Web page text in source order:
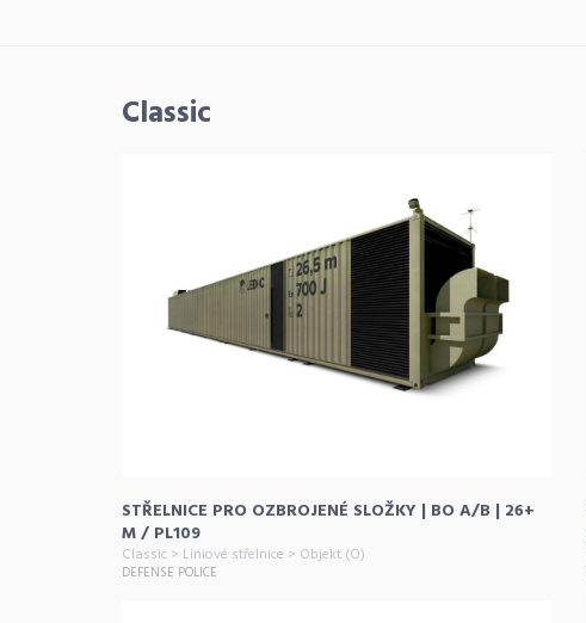
Classic
STŘELNICE PRO OZBROJENÉ SLOŽKY | BO A/B | 26+
M / PL109
Classic > Liniové střelnice > Objekt (O)
DEFENSE POLICE